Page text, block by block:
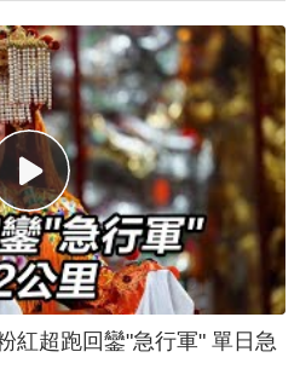
跑回鑾"急行軍" 單日急